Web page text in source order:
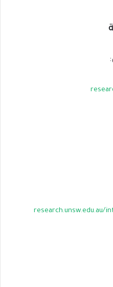
research.unsw.edu.au/